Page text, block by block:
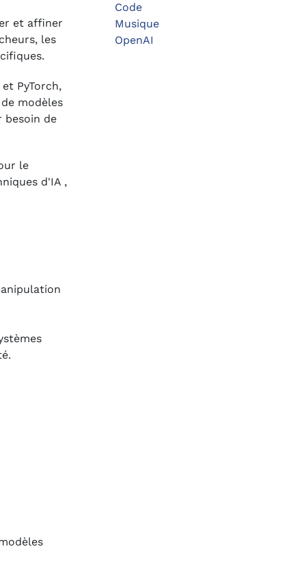
et affiner
les
PyTorch,
modèles
besoin de
le
d'IA ,
Code
Musique
OpenAI